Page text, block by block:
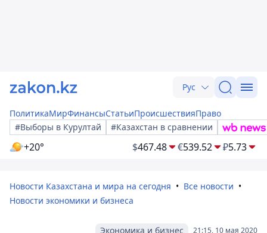
Рус
ПолитикаМирФинансыСтатьиПроисшествияПраво
#Выборы в Курултай
#Казахстан в сравнении
+20° $467.48 €539.52 ₽5.73
Новости Казахстана и мира на сегодня
Все новости
Новости экономики и бизнеса
21:15, 10 мая 2020
Экономика и бизнес